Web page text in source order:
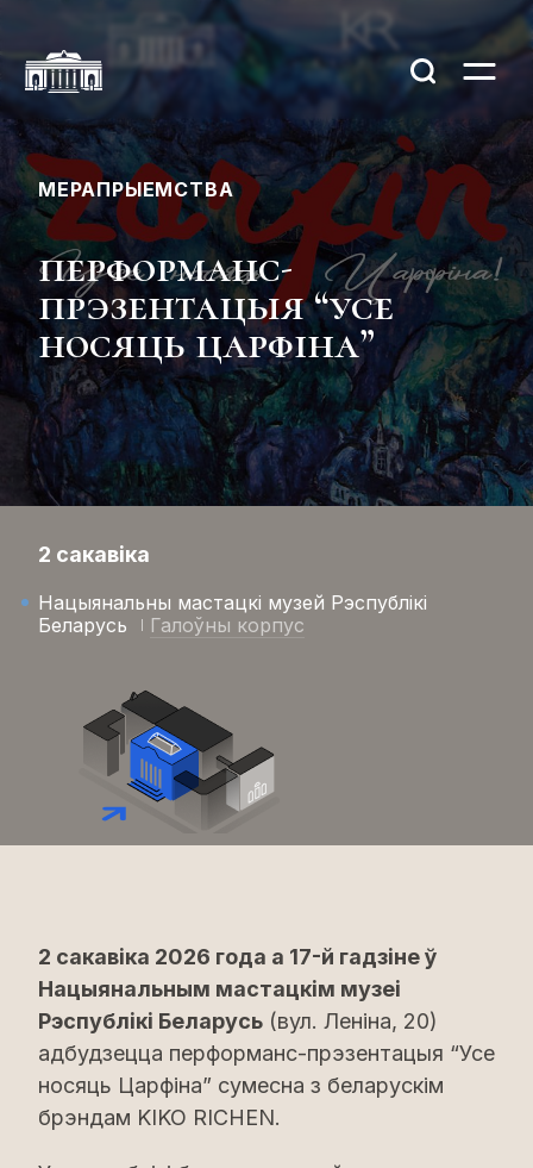
МЕРАПРЫЕМСТВА
перформанс-
прэзентацыя “усе
носяць царфіна”
2 сакавіка
Нацыянальны мастацкі музей Рэспублікі
Беларусь
Галоўны корпус
2 сакавіка 2026 года а 17-й гадзіне ў
Нацыянальным мастацкім музеі
Рэспублікі Беларусь (вул. Леніна, 20)
адбудзецца перформанс-прэзентацыя “Усе
носяць Царфіна” сумесна з беларускім
брэндам KIKO RICHEN.